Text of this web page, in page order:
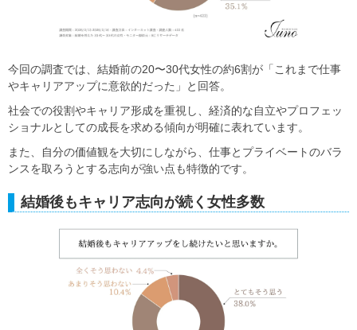
今回の調査では、結婚前の20〜30代女性の約6割が「これまで仕事
やキャリアアップに意欲的だった」と回答。
社会での役割やキャリア形成を重視し、経済的な自立やプロフェッ
ショナルとしての成長を求める傾向が明確に表れています。
また、自分の価値観を大切にしながら、仕事とプライベートのバラ
ンスを取ろうとする志向が強い点も特徴的です。
結婚後もキャリア志向が続く女性多数